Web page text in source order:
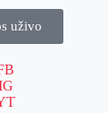
uživo